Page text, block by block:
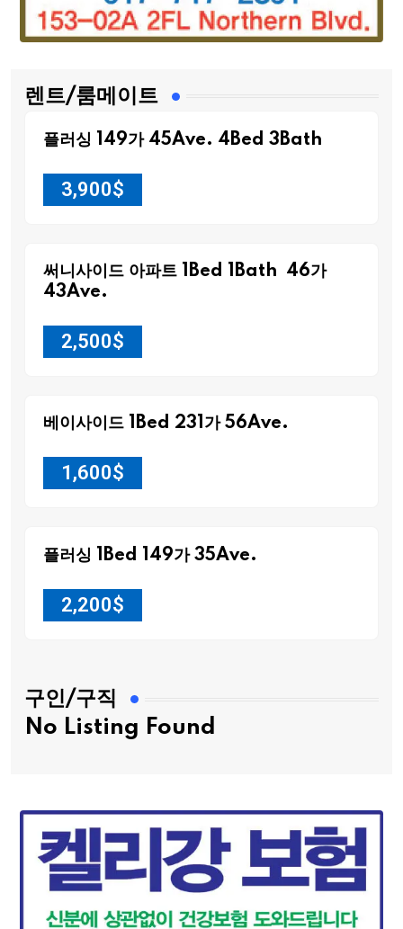
렌트/룸메이트
플러싱 149가 45Ave. 4Bed 3Bath
3,900$
써니사이드 아파트 1Bed 1Bath 46가
43Ave.
2,500$
베이사이드 1Bed 231가 56Ave.
1,600$
플러싱 1Bed 149가 35Ave.
2,200$
구인/구직
No Listing Found